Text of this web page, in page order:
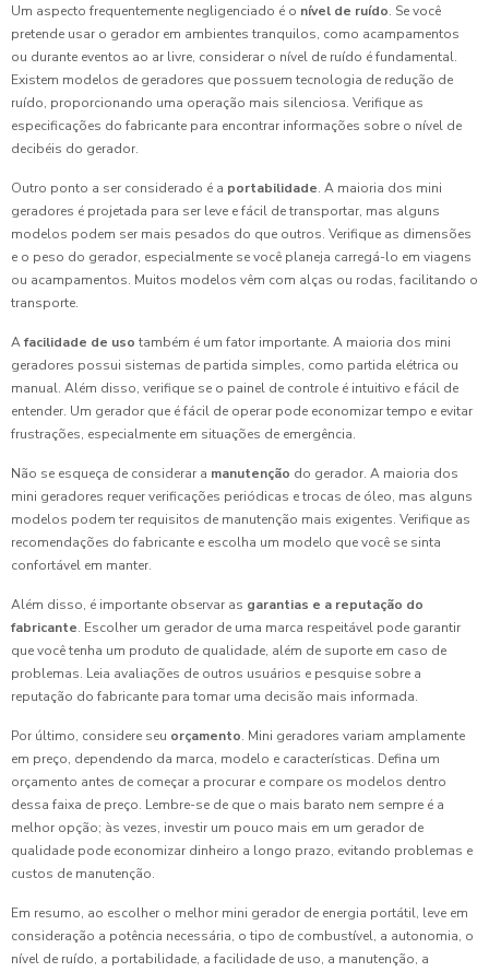
Um aspecto frequentemente negligenciado é o nível de ruído. Se você
pretende usar o gerador em ambientes tranquilos, como acampamentos
ou durante eventos ao ar livre, considerar o nível de ruído é fundamental.
Existem modelos de geradores que possuem tecnologia de redução de
ruído, proporcionando uma operação mais silenciosa. Verifique as
especificações do fabricante para encontrar informações sobre o nível de
decibéis do gerador.
Outro ponto a ser considerado é a portabilidade. A maioria dos mini
geradores é projetada para ser leve e fácil de transportar, mas alguns
modelos podem ser mais pesados do que outros. Verifique as dimensões
e o peso do gerador, especialmente se você planeja carregá-lo em viagens
ou acampamentos. Muitos modelos vêm com alças ou rodas, facilitando o
transporte.
Afacilidade de uso também é um fator importante. A maioria dos mini
geradores possui sistemas de partida simples, como partida elétrica ou
manual. Além disso, verifique se o painel de controle é intuitivo e fácil de
entender. Um gerador que é fácil de operar pode economizar tempo e evitar
frustrações, especialmente em situações de emergência.
Não se esqueça de considerar a manutenção do gerador. A maioria dos
mini geradores requer verificações periódicas e trocas de óleo, mas alguns
modelos podem ter requisitos de manutenção mais exigentes. Verifique as
recomendações do fabricante e escolha um modelo que você se sinta
confortável em manter.
Além disso, é importante observar as garantias e a reputação do
fabricante. Escolher um gerador de uma marca respeitável pode garantir
que você tenha um produto de qualidade, além de suporte em caso de
problemas. Leia avaliações de outros usuários e pesquise sobre a
reputação do fabricante para tomar uma decisão mais informada.
Por último, considere seu orçamento. Mini geradores variam amplamente
em preço, dependendo da marca, modelo e características. Defina um
orçamento antes de começar a procurar e compare os modelos dentro
dessa faixa de preço. Lembre-se de que o mais barato nem sempre é a
melhor opção; às vezes, investir um pouco mais em um gerador de
qualidade pode economizar dinheiro a longo prazo, evitando problemas e
custos de manutenção.
Em resumo, ao escolher o melhor mini gerador de energia portátil, leve em
consideração a potência necessária, o tipo de combustível, a autonomia, o
nível de ruído, a portabilidade, a facilidade de uso, a manutenção, a